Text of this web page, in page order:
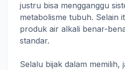
justru bisa mengganggu
metabolisme tubuh. Selain
produk air alkali benar-
standar.
Selalu bijak dalam memilih,